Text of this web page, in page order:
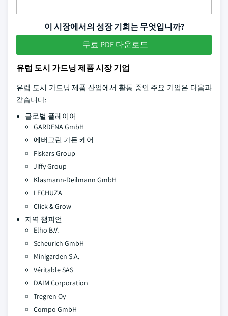
이 시장에서의 성장 기회는 무엇입니까?
무료 PDF 다운로드
유럽 도시 가드닝 제품 시장 기업
유럽 도시 가드닝 제품 산업에서 활동 중인 주요 기업은 다음과
같습니다:
글로벌 플레이어
GARDENA GmbH
에버그린 가든 케어
Fiskars Group
Jiffy Group
Klasmann-Deilmann GmbH
LECHUZA
Click & Grow
지역 챔피언
Elho B.V.
Scheurich GmbH
Minigarden S.A.
Véritable SAS
DAIM Corporation
Tregren Oy
Compo GmbH